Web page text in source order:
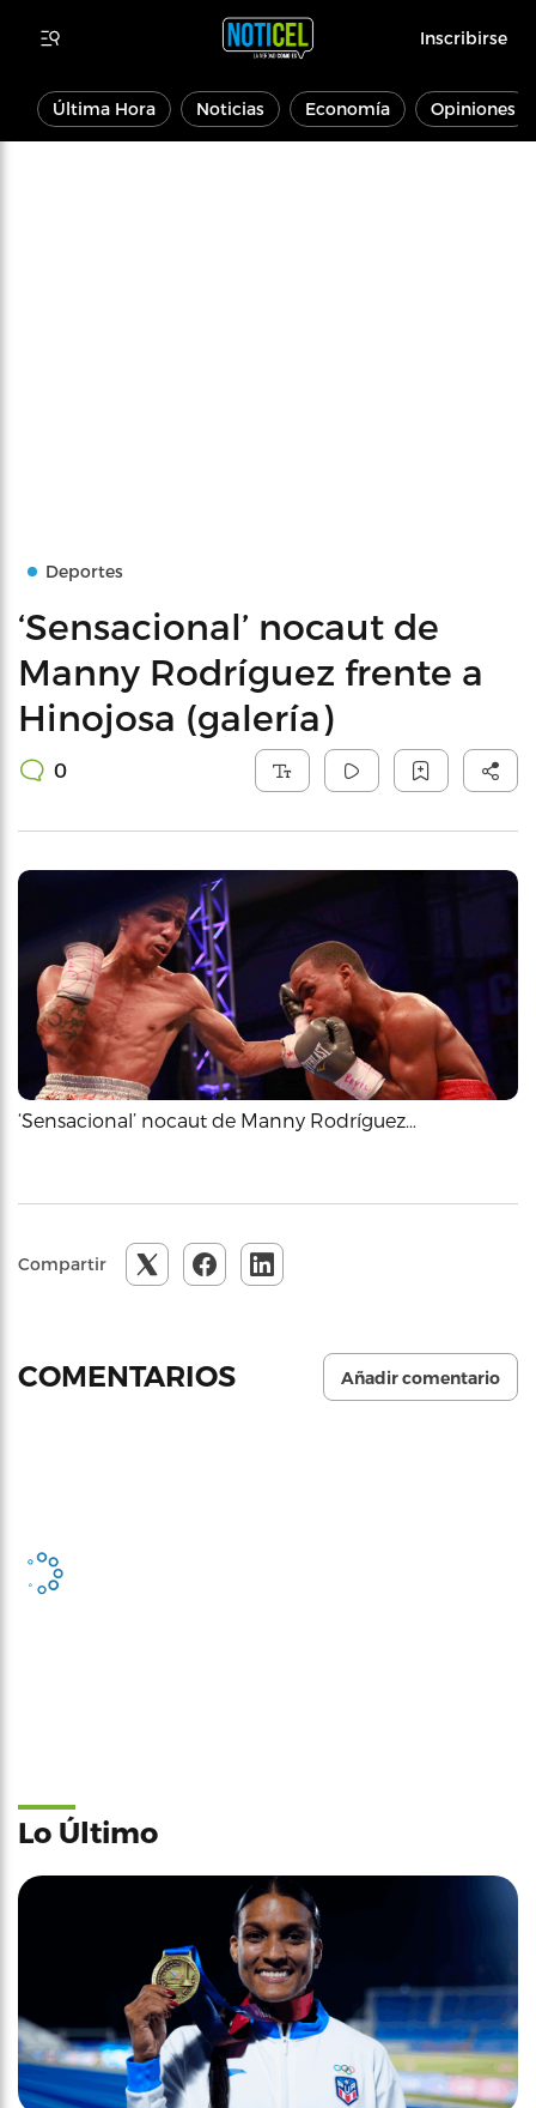
Inscribirse
Última Hora Noticias Economía Opiniones
Deportes
‘Sensacional’ nocaut de
Manny Rodríguez frente a
Hinojosa (galería)
0
‘Sensacional’ nocaut de Manny Rodríguez…
Compartir
COMENTARIOS Añadir comentario
Lo Último